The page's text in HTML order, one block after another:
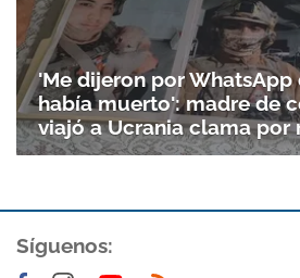
'Me dijeron por
había muerto': madre de
viajó a Ucrania clama por
Síguenos: